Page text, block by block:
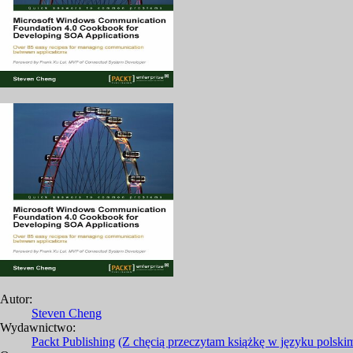
Autor:
Steven Cheng
Wydawnictwo:
Packt Publishing (Z chęcią przeczytam książkę w języku